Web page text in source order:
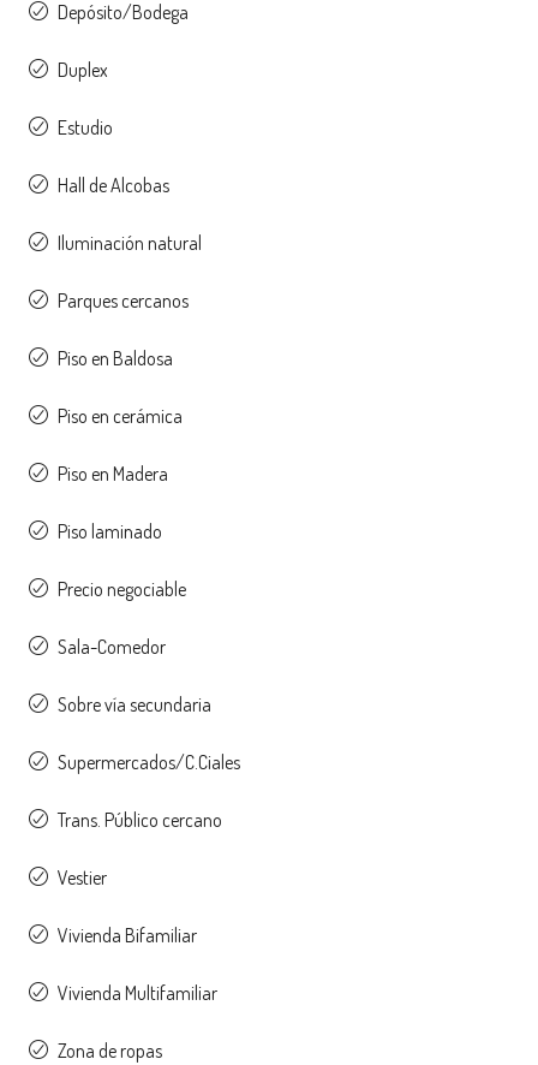
Depósito/Bodega
Duplex
Estudio
Hall de Alcobas
Iluminación natural
Parques cercanos
Piso en Baldosa
Piso en cerámica
Piso en Madera
Piso laminado
Precio negociable
Sala-Comedor
Sobre vía secundaria
Supermercados/C.Ciales
Trans. Público cercano
Vestier
Vivienda Bifamiliar
Vivienda Multifamiliar
Zona de ropas